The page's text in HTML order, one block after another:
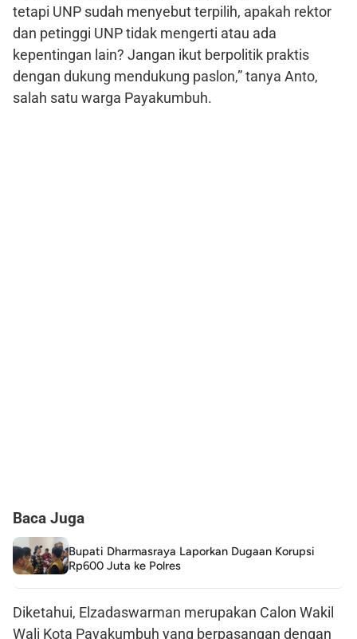
tetapi UNP sudah menyebut terpilih, apakah rektor
dan petinggi UNP tidak mengerti atau ada
kepentingan lain? Jangan ikut berpolitik praktis
dengan dukung mendukung paslon,” tanya Anto,
salah satu warga Payakumbuh.
Baca Juga
Bupati Dharmasraya Laporkan Dugaan Korupsi
Rp600 Juta ke Polres
Diketahui, Elzadaswarman merupakan Calon Wakil
Wali Kota Payakumbuh yang berpasangan dengan